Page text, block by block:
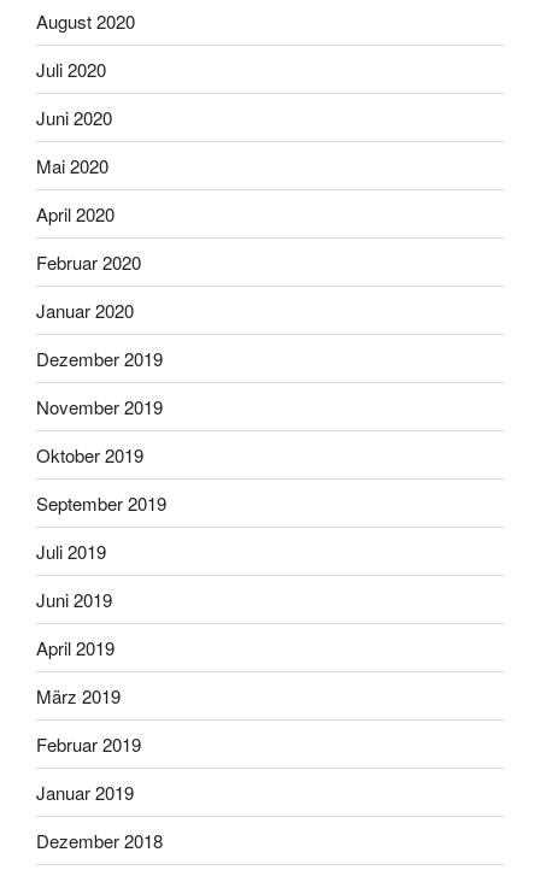
August 2020
Juli 2020
Juni 2020
Mai 2020
April 2020
Februar 2020
Januar 2020
Dezember 2019
November 2019
Oktober 2019
September 2019
Juli 2019
Juni 2019
April 2019
März 2019
Februar 2019
Januar 2019
Dezember 2018